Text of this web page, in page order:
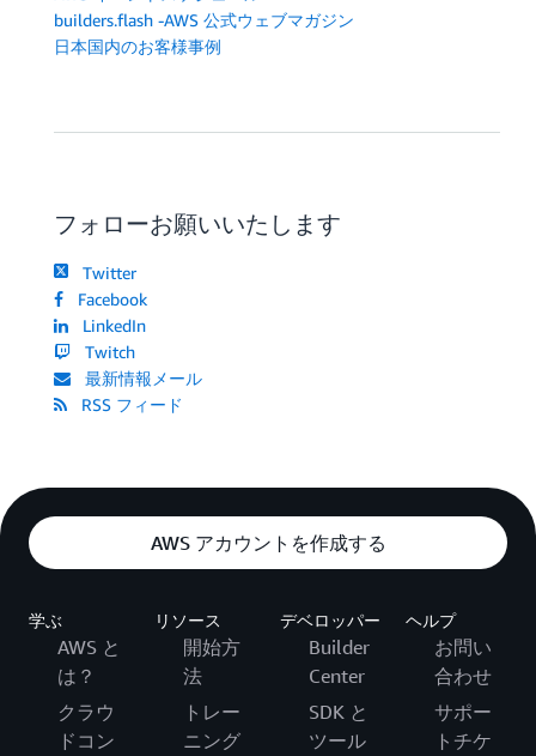
builders.flash -AWS 公式ウェブマガジン
日本国内のお客様事例
フォローお願いいたします
Twitter
Facebook
LinkedIn
Twitch
最新情報メール
RSS フィード
AWS アカウントを作成する
学ぶ
AWS と
は？
クラウ
ドコン
リソース
開始方
法
トレー
ニング
デベロッパー
Builder
Center
SDK と
ツール
ヘルプ
お問い
合わせ
サポー
トチケ